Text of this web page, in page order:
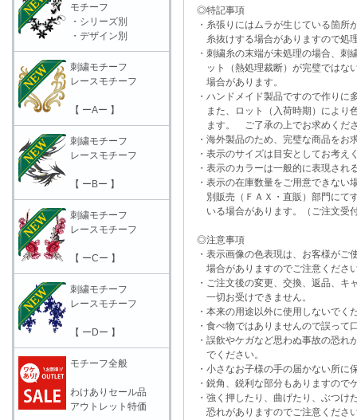
◎特記事項
・糸張りにはムラが生じている箇所
糸抜けする場合がありますので処
・刺繍糸の末端が未処理の場合、刺
ット（熱処理裁断）が完璧ではな
場合があります。
・ハンドメイド製品ですので作りに
また、ロット（入荷時期）により
ます。 ご了承の上でお求めくだ
・海外製品のため、完璧な商品をお
・表示のサイズは目安としてお考え
・表示のカラーは一般的に表現され
・表示の在庫数量をご用意できな
別販売（ＦＡＸ・直販）部門にて
いる場合があります。（ご注文受
◎注意事項
・表示画像の色表現は、お客様がご
場合がありますのでご注意くださ
・ご注文後の変更、交換、返品、キ
一切お受けできません。
・本来の用途以外に使用しないでく
・食べ物ではありませんので誤って
・誤飲やケガなど思わぬ事故の恐れ
でください。
・小さなお子様の手の届かない所に
・鋭角、鋭利な部分もありますので
・強く押したり、曲げたり、ぶつけ
恐れがありますのでご注意くださ
モチーフ
・シリーズ別
・デザイン別
刺繍モチーフ
レースモチーフ
【 ーAー 】
刺繍モチーフ
レースモチーフ
【 ーBー 】
刺繍モチーフ
レースモチーフ
【 ーCー 】
刺繍モチーフ
レースモチーフ
【 ーDー 】
モチーフ全般
わけありセール品
アウトレット特価